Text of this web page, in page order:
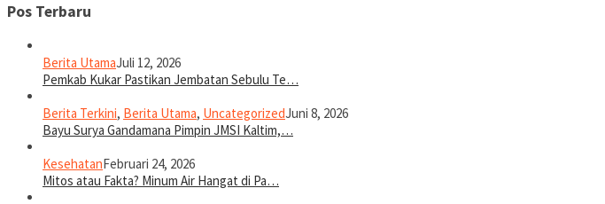
Pos Terbaru
Berita UtamaJuli 12, 2026
Pemkab Kukar Pastikan Jembatan Sebulu Te…
Berita Terkini, Berita Utama, UncategorizedJuni 8, 2026
Bayu Surya Gandamana Pimpin JMSI Kaltim,…
KesehatanFebruari 24, 2026
Mitos atau Fakta? Minum Air Hangat di Pa…